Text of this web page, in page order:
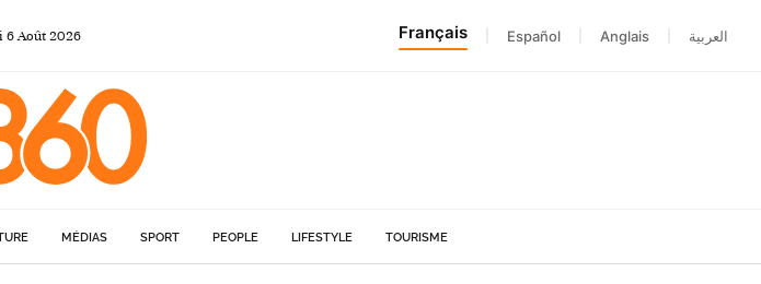
6Août 2026 Français Español Anglais العربية
MÉDIAS SPORT PEOPLE LIFESTYLE TOURISME